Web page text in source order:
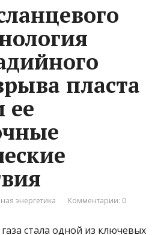
пласта
ее
энергетика Комментарии: 0
стала одной из ключевых